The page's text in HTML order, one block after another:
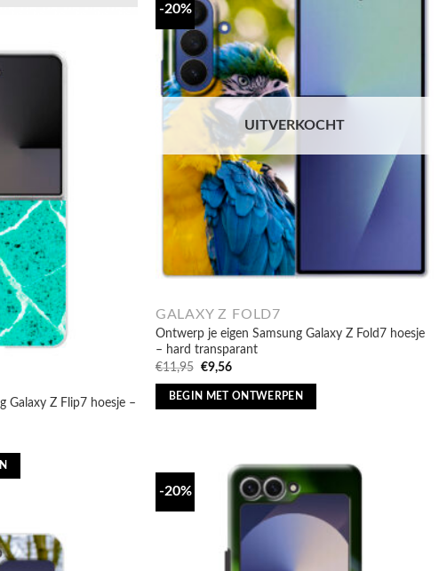
-20%
UITVERKOCHT
GALAXY Z FOLD7
Ontwerp je eigen Samsung Galaxy Z Fold7 hoesje
– hard transparant
€11,95 Oorspronkelijke
was:
€11,95.
€9,56Huidige
is:
€9,56.
BEGIN MET ONTWERPEN
Galaxy Z Flip7 hoesje –
-20%